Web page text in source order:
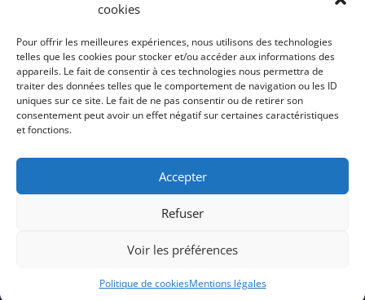
cookies
Pour offrir les meilleures expériences, nous utilisons des technologies
telles que les cookies pour stocker et/ou accéder aux informations des
appareils. Le fait de consentir à ces technologies nous permettra de
traiter des données telles que le comportement de navigation ou les ID
uniques sur ce site. Le fait de ne pas consentir ou de retirer son
consentement peut avoir un effet négatif sur certaines caractéristiques
et fonctions.
Accepter
Refuser
Voir les préférences
Politique de cookiesMentions légales
Mode / Beauté / Bien-être
Santé
Société
Sports
Technologie / Internet
Mentions légales